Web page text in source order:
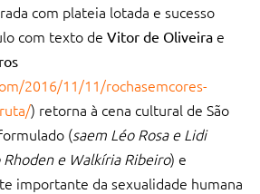
com plateia lotada e sucesso
com texto de Vitor de Oliveira e
2016/11/11/rochasemcores-
) retorna à cena cultural de São
(saem Léo Rosa e Lidi
e Walkíria Ribeiro) e
importante da sexualidade humana